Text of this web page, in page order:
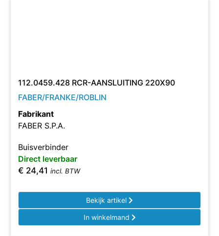
112.0459.428 RCR-AANSLUITING 220X90
FABER/FRANKE/ROBLIN
Fabrikant
FABER S.P.A.
Buisverbinder
Direct leverbaar
€ 24,41 incl. BTW
Bekijk artikel
In winkelmand